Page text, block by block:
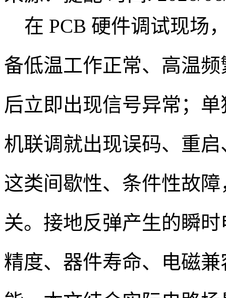
在 PCB 硬件调试现场
备低温工作正常、高温
后立即出现信号异常；
机联调就出现误码、重
这类间歇性、条件性故
关。接地反弹产生的瞬
精度、器件寿命、电磁